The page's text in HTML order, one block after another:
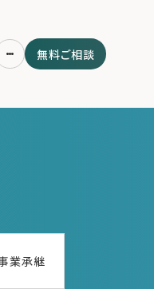
無料ご相談
業承継